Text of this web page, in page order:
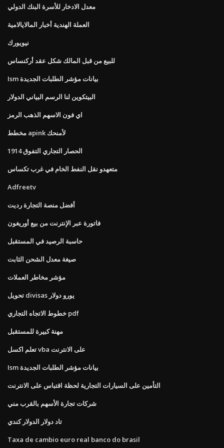
معدل الادخار للأسرة البنك الدولي
العملة الهندية أخبار المالايالامية
نيويورك
للبيع من قبل المالك شكل عقد أركنساس
Ism بيانات مؤشر الطلبات الجديدة
البيتكوين لنا الرسم البياني الدولار
اي فون الاسهم الذهب الرمز
مخطط apink لأمنحك
الحصار التجاري التفوق 1914
متعهدو نقل النفط الخام في غرب تكساس
Adfreetv
أفضل منصة التجارة رديت
فاتورة عبر الإنترنت من بيع أوريغون
حاسبة الرصيد في المستقبل
صيغة معدل الشحن الثابت
مؤشر مخاطر العملات
تحويل divisas يورو دولار
خطوط الاتجاه التجاري pdf
مهنة كبيرة للمستقبل
تعلم اكسل vba على الانترنت
Ism بيانات مؤشر الطلبات الجديدة
التأمين على السيارات التجارية لحظة اقتباس على الانترنت
شركات تجارة الأسهم بالقرب مني
تاد دولار الدولار كندي
Taxa de cambio euro real banco do brasil